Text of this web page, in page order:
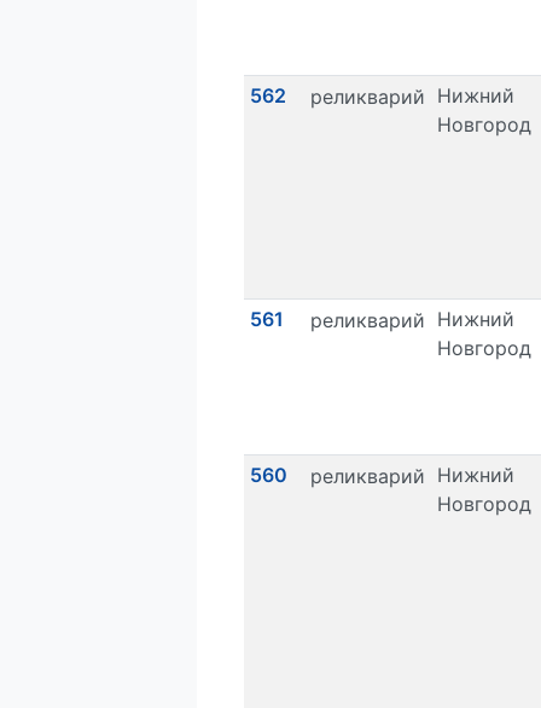
562 реликварий Нижний
Новгород
561 реликварий Нижний
Новгород
560 реликварий Нижний
Новгород